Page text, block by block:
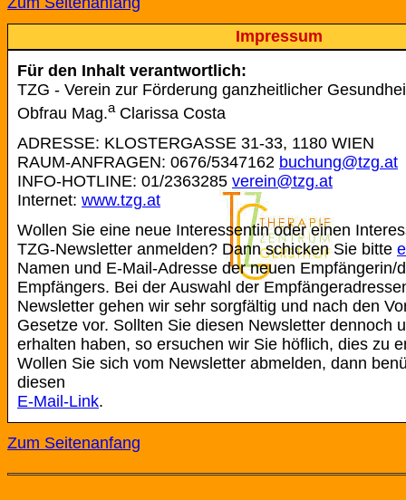
Impressum
Für den Inhalt verantwortlich:
TZG - Verein zur Förderung ganzheitlicher
Obfrau Mag.aClarissa Costa
ADRESSE: KLOSTERGASSE 31-33, 1180 WIEN
RAUM-ANFRAGEN: 0676/5347162 buchung@tzg.at
INFO-HOTLINE: 01/2363285 verein@tzg.at
Internet: www.tzg.at
Wollen Sie eine neue Interessentin oder einen
TZG-Newsletter anmelden? Dann schicken Sie bitte
Namen und E-Mail-Adresse der neuen Empfängerin/
Empfängers. Bei der Auswahl der
Newsletter gehen wir sehr sorgfältig und nach den
Gesetze vor. Sollten Sie diesen Newsletter dennoch
erhalten haben, so ersuchen wir Sie höflich, dies zu
Wollen Sie sich vom Newsletter abmelden, dann
diesen
E-Mail-Link.
Zum Seitenanfang